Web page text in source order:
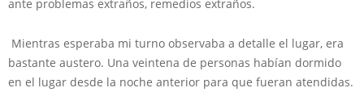
ante problemas extraños, remedios extraños.
Mientras esperaba mi turno observaba a detalle el lugar, era
bastante austero. Una veintena de personas habían dormido
en el lugar desde la noche anterior para que fueran atendidas.